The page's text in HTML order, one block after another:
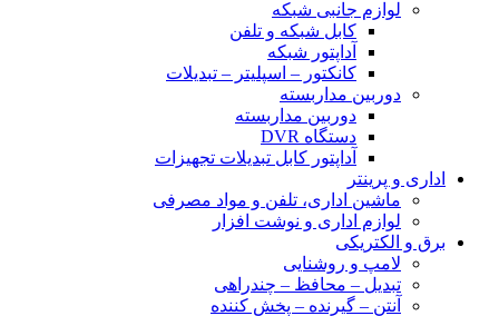
لوازم جانبی شبکه
کابل شبکه و تلفن
آداپتور شبکه
کانکتور – اسپلیتر – تبدیلات
دوربین مداربسته
دوربین مداربسته
دستگاه DVR
آداپتور کابل تبدیلات تجهیزات
اداری و پرینتر
ماشین اداری، تلفن و مواد مصرفی
لوازم اداری و نوشت افزار
برق و الکتریکی
لامپ و روشنایی
تبدیل – محافظ – چندراهی
آنتن – گیرنده – پخش کننده